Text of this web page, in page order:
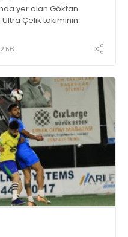
yer alan Göktan
Çelik takımının